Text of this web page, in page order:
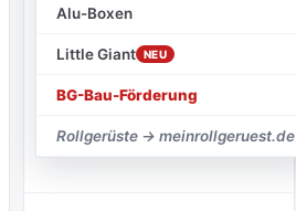
Alu-Boxen
Little Giant NEU
BG-Bau-Förderung
Rollgerüste → meinrollgeruest.de